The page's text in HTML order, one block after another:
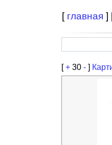
[ главная ]
[+ 30 - ]